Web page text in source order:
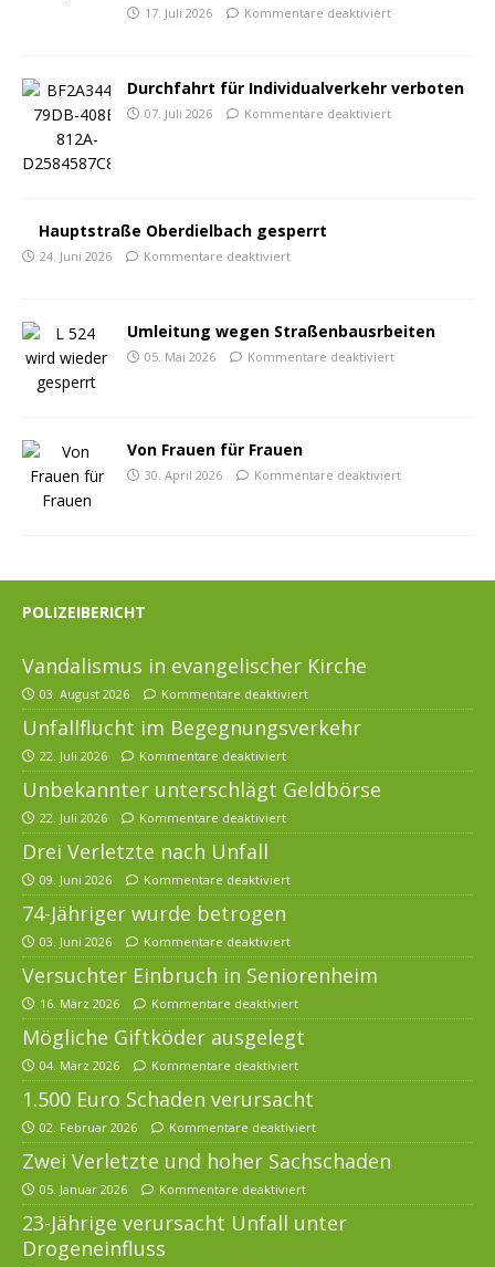
17. Juli 2026 Kommentare deaktiviert
Durchfahrt für Individualverkehr verboten
07. Juli 2026 Kommentare deaktiviert
Hauptstraße Oberdielbach gesperrt
24. Juni 2026 Kommentare deaktiviert
Umleitung wegen Straßenbausrbeiten
05. Mai 2026 Kommentare deaktiviert
Von Frauen für Frauen
30. April 2026 Kommentare deaktiviert
POLIZEIBERICHT
Vandalismus in evangelischer Kirche
03. August 2026 Kommentare deaktiviert
Unfallflucht im Begegnungsverkehr
22. Juli 2026 Kommentare deaktiviert
Unbekannter unterschlägt Geldbörse
22. Juli 2026 Kommentare deaktiviert
Drei Verletzte nach Unfall
09. Juni 2026 Kommentare deaktiviert
74-Jähriger wurde betrogen
03. Juni 2026 Kommentare deaktiviert
Versuchter Einbruch in Seniorenheim
16. März 2026 Kommentare deaktiviert
Mögliche Giftköder ausgelegt
04. März 2026 Kommentare deaktiviert
1.500 Euro Schaden verursacht
02. Februar 2026 Kommentare deaktiviert
Zwei Verletzte und hoher Sachschaden
05. Januar 2026 Kommentare deaktiviert
23-Jährige verursacht Unfall unter
Drogeneinfluss